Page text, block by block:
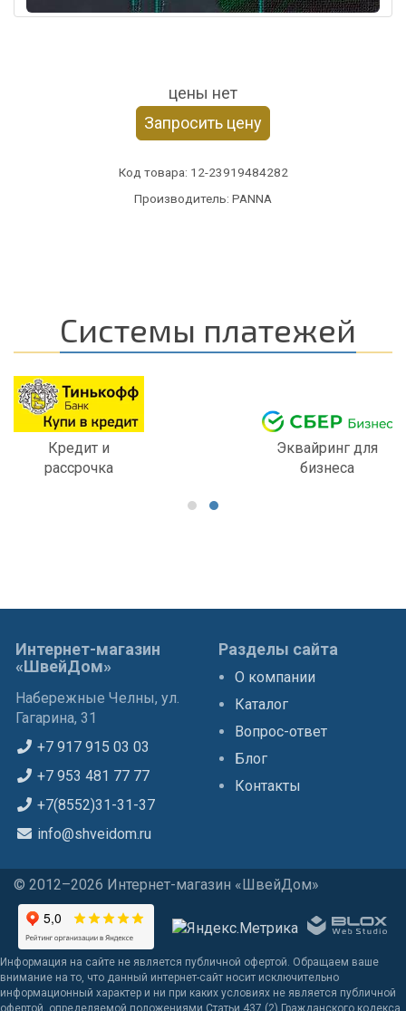
цены нет
Запросить цену
Код товара: 12-23919484282
Производитель: PANNA
Системы платежей
Кредит и
рассрочка
Эквайринг для
бизнеса
Интернет-магазин
«ШвейДом»
Набережные Челны, ул.
Гагарина, 31
+7 917 915 03 03
+7 953 481 77 77
+7(8552)31-31-37
info@shveidom.ru
Разделы сайта
О компании
Каталог
Вопрос-ответ
Блог
Контакты
© 2012–2026 Интернет-магазин «ШвейДом»
Информация на сайте не является публичной офертой. Обращаем ваше
внимание на то, что данный интернет-сайт носит исключительно
информационный характер и ни при каких условиях не является публичной
офертой, определяемой положениями Статьи 437 (2) Гражданского кодекса